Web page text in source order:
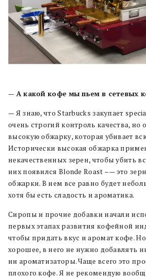
— А какой кофе мы пьем в сетевых
— Я знаю, что Starbucks закупает
очень строгий контроль качества, но
высокую обжарку, которая убивает
Исторически высокая обжарка
некачественных зерен, чтобы убить
них появился Blonde Roast –— это
обжарки. В нем все равно будет
хотя бы есть сладость и ароматика.
Сиропы и прочие добавки начали
первых этапах развития кофейной
чтобы придать вкус и аромат кофе. Но
хорошее, в него не нужно добавлять
ни ароматизаторы. Чаще всего это
плохого кофе. Я не рекомендую